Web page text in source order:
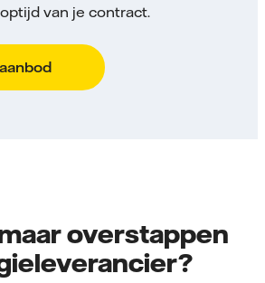
van je contract.
overstappen